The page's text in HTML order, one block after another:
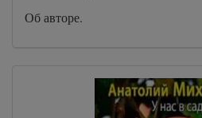
Об авторе.